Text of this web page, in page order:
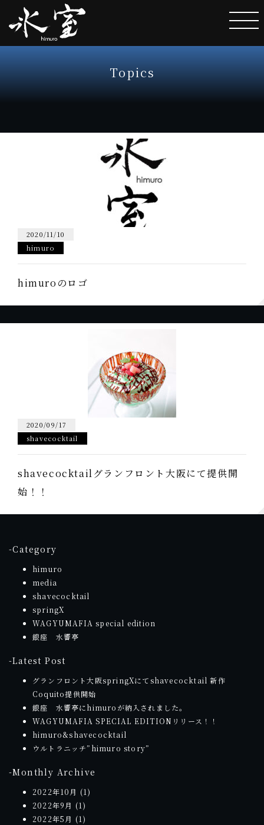
Topics
2020/11/10
himuro
himuroのロゴ
2020/09/17
shavecocktail
shavecocktailグランフロント大阪にて提供開
始！！
-Category
himuro
media
shavecocktail
springX
WAGYUMAFIA special edition
銀座 水響亭
-Latest Post
グランフロント大阪springXにてshavecocktail 新作
Coquito提供開始
銀座 水響亭にhimuroが納入されました。
WAGYUMAFIA SPECIAL EDITIONリリース！！
himuro&shavecocktail
ウルトラニッチ”himuro story”
-Monthly Archive
2022年10月 (1)
2022年9月 (1)
2022年5月 (1)